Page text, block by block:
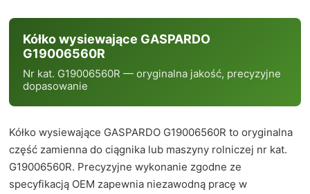
Kółko wysiewające GASPARDO
G19006560R
Nr kat. G19006560R — oryginalna jakość, precyzyjne
dopasowanie
Kółko wysiewające GASPARDO G19006560R to oryginalna
część zamienna do ciągnika lub maszyny rolniczej nr kat.
G19006560R. Precyzyjne wykonanie zgodne ze
specyfikacją OEM zapewnia niezawodną pracę w